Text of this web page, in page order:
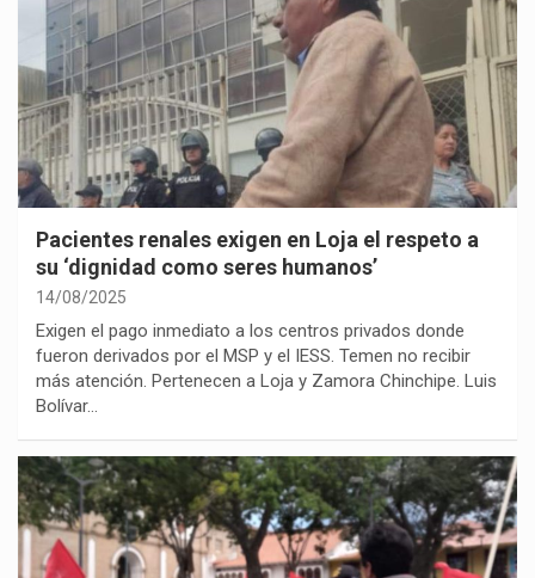
Pacientes renales exigen en Loja el respeto a
su ‘dignidad como seres humanos’
14/08/2025
Exigen el pago inmediato a los centros privados donde
fueron derivados por el MSP y el IESS. Temen no recibir
más atención. Pertenecen a Loja y Zamora Chinchipe. Luis
Bolívar…